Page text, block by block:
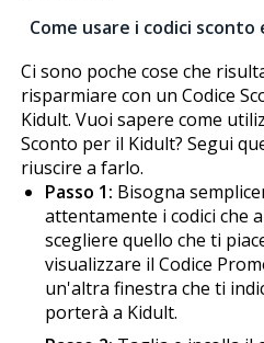
Come usare i codici
Ci sono poche cose che
risparmiare con un Codice
Kidult. Vuoi sapere come
Sconto per il Kidult? Segui
riuscire a farlo.
Passo 1: Bisogna
attentamente i codici che
scegliere quello che ti
visualizzare il Codice
un'altra finestra che ti
porterà a Kidult.